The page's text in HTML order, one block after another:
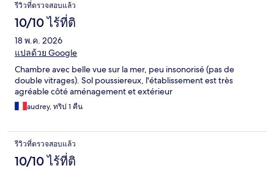
รีวิวที่ตรวจสอบแล้ว
10/10 ไร้ที่ติ
18 พ.ค. 2026
แปลด้วย Google
Chambre avec belle vue sur la mer, peu insonorisé (pas de
double vitrages). Sol poussiereux, l'établissement est très
agréable côté aménagement et extérieur
audrey, ทริป 1 คืน
รีวิวที่ตรวจสอบแล้ว
10/10 ไร้ที่ติ